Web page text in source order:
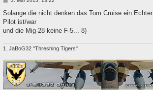
i
r
a
Solange die nicht denken das Tom Cruise ein Echter
Pilot ist/war
und die Mig-28 keine F-5... 8)
1. JaBoG32 "Threshing Tigers"